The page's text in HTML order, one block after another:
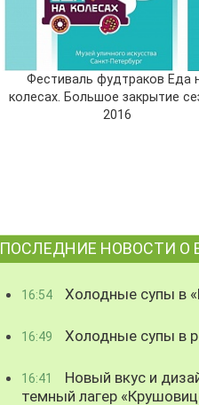
Фестиваль фудтраков Еда
колесах. Большое закрытие
2016
ПОСЛЕДНИЕ НОВОСТИ О
16:54 Холодные супы в
16:49 Холодные супы в
16:41
Новый вкус и
темный лагер